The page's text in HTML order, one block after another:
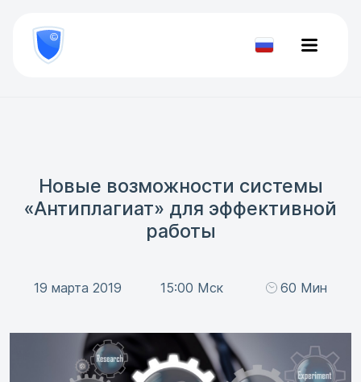
800
777-
81-Проверить
Новые возможности системы
«Антиплагиат» для эффективной
работы
19 марта 2019 15:00 Мск 60 Мин